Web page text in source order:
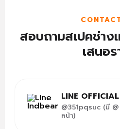
สอบถามสเปคช่าง
เสนอร
LINE OFFICIAL
@351pqsuc (มี
หน้า)